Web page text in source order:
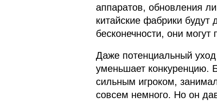
аппаратов, обновления
китайские фабрики
бесконечности, они
Даже потенциальный
уменьшает конкуренцию.
сильным игроком,
совсем немного. Но он